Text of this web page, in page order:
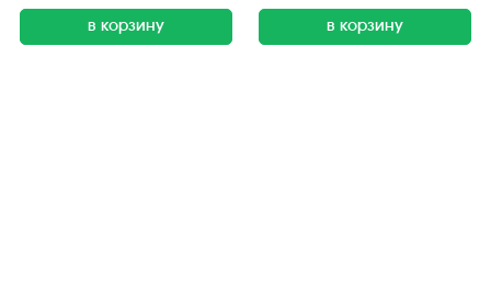
в корзину в корзину